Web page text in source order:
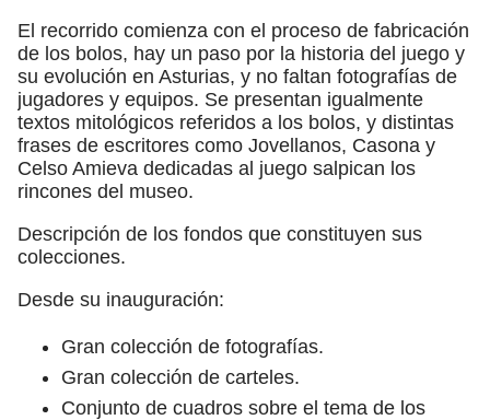
El recorrido comienza con el proceso de fabricación
de los bolos, hay un paso por la historia del juego y
su evolución en Asturias, y no faltan fotografías de
jugadores y equipos. Se presentan igualmente
textos mitológicos referidos a los bolos, y distintas
frases de escritores como Jovellanos, Casona y
Celso Amieva dedicadas al juego salpican los
rincones del museo.
Descripción de los fondos que constituyen sus
colecciones.
Desde su inauguración:
Gran colección de fotografías.
Gran colección de carteles.
Conjunto de cuadros sobre el tema de los